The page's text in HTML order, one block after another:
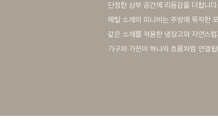
단정한 상부 공간에 리듬감을 더합니다.
메탈 소재의 미니바는 주방에 묵직한
같은 소재를 적용한 냉장고와 자연스
가구와 가전이 하나의 흐름처럼 연결됩